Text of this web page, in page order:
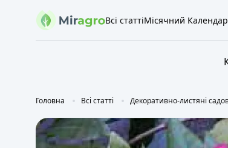
Всі статтіМісячний Календар
Головна Всі статті Декоративно-листяні